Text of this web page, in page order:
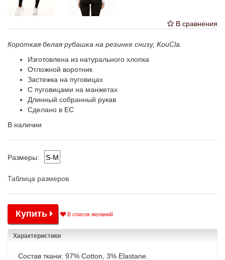
В сравнения
Короткая белая рубашка на резинке снизу, KouCla.
Изготовлена из натурального хлопка
Отложной воротник
Застежка на пуговицах
С пуговицами на манжетах
Длинный собранный рукав
Сделано в ЕС
В наличии
Размеры: S-M
Таблица размеров
Купить В список желаний
Характеристики
Состав ткани: 97% Cotton, 3% Elastane.